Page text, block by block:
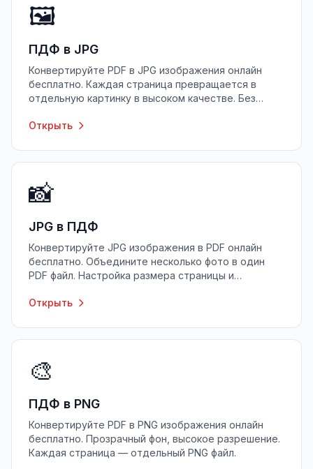
🖼️
ПДФ в JPG
Конвертируйте PDF в JPG изображения онлайн
бесплатно. Каждая страница превращается в
отдельную картинку в высоком качестве. Без
Открыть
📸
JPG в ПДФ
Конвертируйте JPG изображения в PDF онлайн
бесплатно. Объедините несколько фото в один
PDF файл. Настройка размера страницы и
Открыть
🎨
ПДФ в PNG
Конвертируйте PDF в PNG изображения онлайн
бесплатно. Прозрачный фон, высокое разрешение.
Каждая страница — отдельный PNG файл.